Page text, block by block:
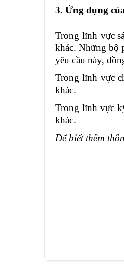
3. Ứng dụng
Trong lĩnh vực
khác. Những bộ
yêu cầu này,
Trong lĩnh vực
khác.
Trong lĩnh vực
khác.
Để biết thêm